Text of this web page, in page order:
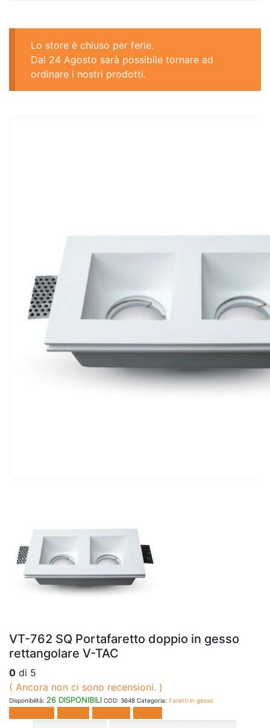
Lo store è chiuso per ferie.
Dal 24 Agosto sarà possibile tornare ad
ordinare i nostri prodotti.
VT-762 SQ Portafaretto doppio in gesso
rettangolare V-TAC
0 di 5
( Ancora non ci sono recensioni. )
Disponibilità: 26 DISPONIBILI COD: 3648 Categoria: Faretti in gesso